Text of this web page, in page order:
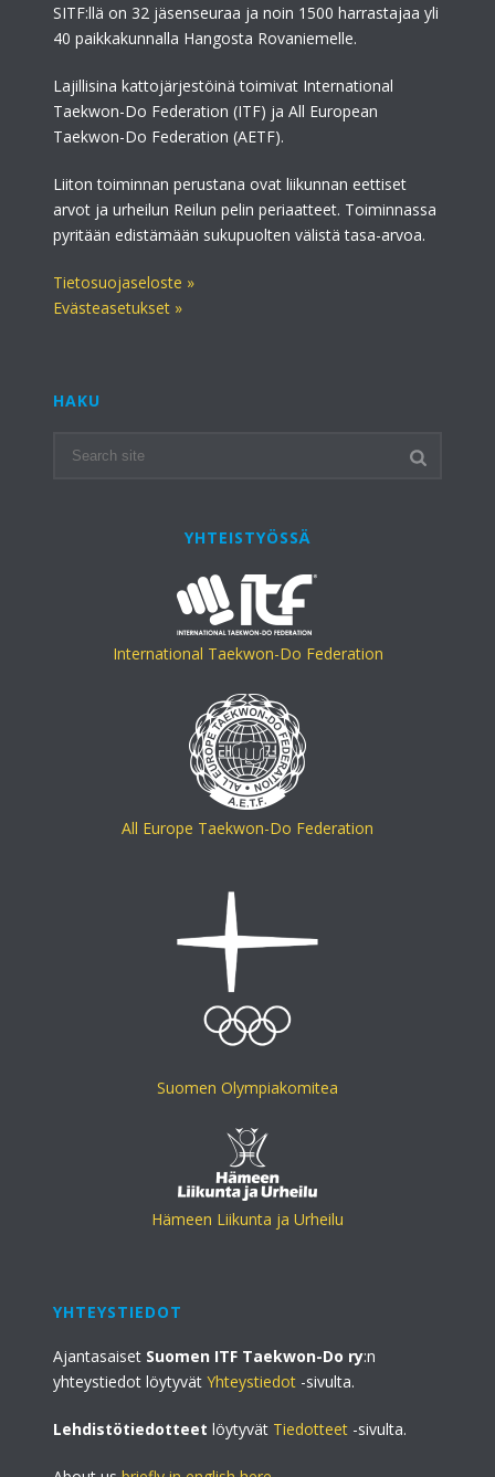
SITF:llä on 32 jäsenseuraa ja noin 1500 harrastajaa yli
40 paikkakunnalla Hangosta Rovaniemelle.
Lajillisina kattojärjestöinä toimivat International
Taekwon-Do Federation (ITF) ja All European
Taekwon-Do Federation (AETF).
Liiton toiminnan perustana ovat liikunnan eettiset
arvot ja urheilun Reilun pelin periaatteet. Toiminnassa
pyritään edistämään sukupuolten välistä tasa-arvoa.
Tietosuojaseloste »
Evästeasetukset »
HAKU
YHTEISTYÖSSÄ
International Taekwon-Do Federation
All Europe Taekwon-Do Federation
Suomen Olympiakomitea
Hämeen Liikunta ja Urheilu
YHTEYSTIEDOT
Ajantasaiset Suomen ITF Taekwon-Do ry:n
yhteystiedot löytyvätYhteystiedot -sivulta.
Lehdistötiedotteet löytyvät Tiedotteet -sivulta.